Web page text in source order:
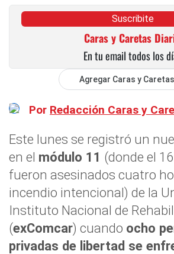
Suscribite
Caras y Caretas
En tu email todos los
Agregar Caras y
Por Redacción Caras y
Este lunes se registró un
en el módulo 11 (donde el
fueron asesinados cuatro
incendio intencional) de la
Instituto Nacional de
(exComcar) cuando ocho
privadas de libertad se